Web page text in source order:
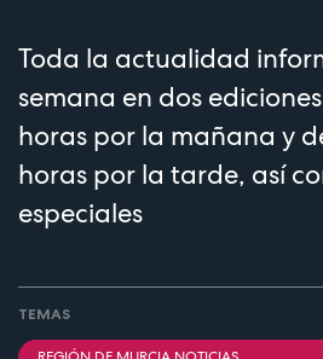
Toda la actualidad
semana en dos
horas por la mañana y
horas por la tarde, así
especiales
TEMAS